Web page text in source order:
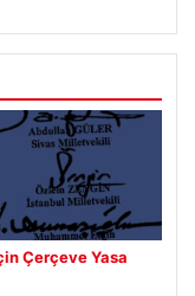
Çerçeve Yasa